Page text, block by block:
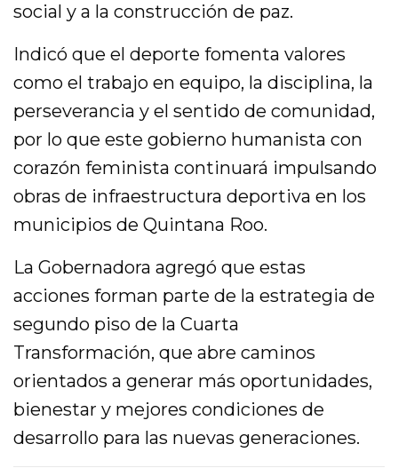
social y a la construcción de paz.
Indicó que el deporte fomenta valores
como el trabajo en equipo, la disciplina, la
perseverancia y el sentido de comunidad,
por lo que este gobierno humanista con
corazón feminista continuará impulsando
obras de infraestructura deportiva en los
municipios de Quintana Roo.
La Gobernadora agregó que estas
acciones forman parte de la estrategia de
segundo piso de la Cuarta
Transformación, que abre caminos
orientados a generar más oportunidades,
bienestar y mejores condiciones de
desarrollo para las nuevas generaciones.